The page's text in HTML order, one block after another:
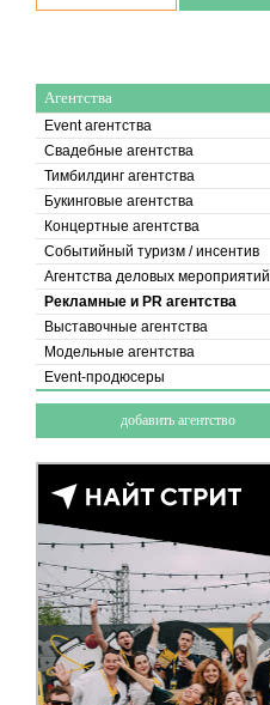
Агентства
Event агентства
Свадебные агентства
Тимбилдинг агентства
Букинговые агентства
Концертные агентства
Событийный туризм / инсентив
Агентства деловых мероприятий
Рекламные и PR агентства
Выставочные агентства
Модельные агентства
Event-продюсеры
добавить агентство